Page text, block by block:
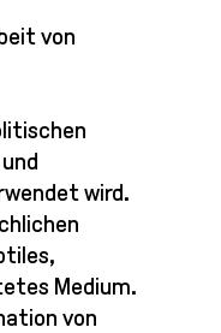
von
wird.
Medium.
von